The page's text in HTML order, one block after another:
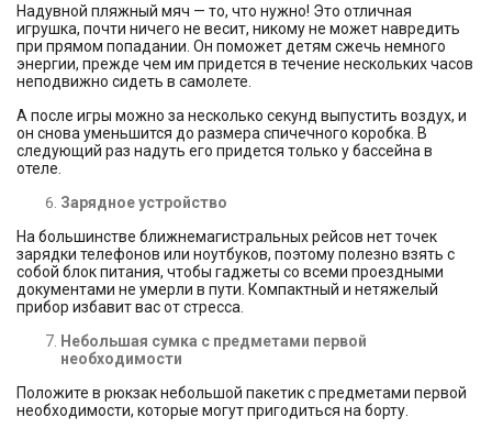
Надувной пляжный мяч — то, что нужно! Это отличная
игрушка, почти ничего не весит, никому не может навредить
при прямом попадании. Он поможет детям сжечь немного
энергии, прежде чем им придется в течение нескольких часов
неподвижно сидеть в самолете.
А после игры можно за несколько секунд выпустить воздух, и
он снова уменьшится до размера спичечного коробка. В
следующий раз надуть его придется только у бассейна в
отеле.
Зарядное устройство
На большинстве ближнемагистральных рейсов нет точек
зарядки телефонов или ноутбуков, поэтому полезно взять с
собой блок питания, чтобы гаджеты со всеми проездными
документами не умерли в пути. Компактный и нетяжелый
прибор избавит вас от стресса.
Небольшая сумка с предметами первой
необходимости
Положите в рюкзак небольшой пакетик с предметами первой
необходимости, которые могут пригодиться на борту.